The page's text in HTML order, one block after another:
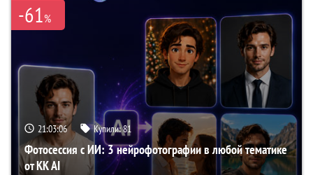
-61%
21:03:05 Купили:81
Фотосессия с ИИ: 3 нейрофотографии в любой тематике
от KK AI